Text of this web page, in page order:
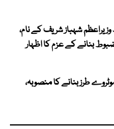
شہباز شریف کے نام،
بنانے کے عزم کا اظہار
طرز بنانے کا منصوبہ،